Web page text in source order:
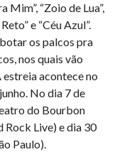
Mim”, “Zoio de Lua”,
e “Céu Azul”.
os palcos pra
nos quais vão
estreia acontece no
No dia 7 de
do Bourbon
Live) e dia 30
Paulo).